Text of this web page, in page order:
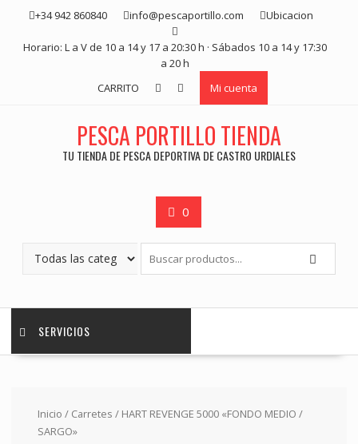
+34 942 860840 info@pescaportillo.com Ubicacion
Horario: L a V de 10 a 14 y 17 a 20:30 h · Sábados 10 a 14 y 17:30
a 20 h
CARRITO
Mi cuenta
PESCA PORTILLO TIENDA
TU TIENDA DE PESCA DEPORTIVA DE CASTRO URDIALES
0
SERVICIOS
Inicio / Carretes / HART REVENGE 5000 «FONDO MEDIO /
SARGO»